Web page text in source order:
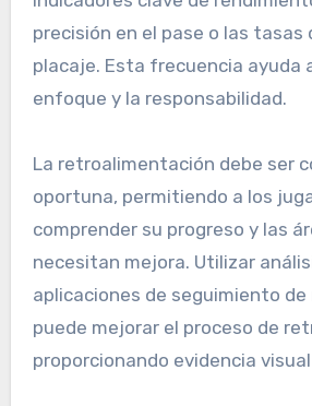
Las evaluaciones regulares son
rastrear el desarrollo de los
los planes de entrenamiento.
a los entrenadores recopilar
indicadores clave de
precisión en el pase o las tasas
placaje. Esta frecuencia ayuda
enfoque y la responsabilidad.
La retroalimentación debe ser